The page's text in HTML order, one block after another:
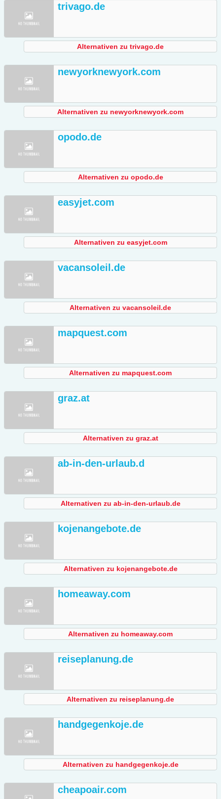
trivago.de
Alternativen zu trivago.de
newyorknewyork.com
Alternativen zu newyorknewyork.com
opodo.de
Alternativen zu opodo.de
easyjet.com
Alternativen zu easyjet.com
vacansoleil.de
Alternativen zu vacansoleil.de
mapquest.com
Alternativen zu mapquest.com
graz.at
Alternativen zu graz.at
ab-in-den-urlaub.d
Alternativen zu ab-in-den-urlaub.de
kojenangebote.de
Alternativen zu kojenangebote.de
homeaway.com
Alternativen zu homeaway.com
reiseplanung.de
Alternativen zu reiseplanung.de
handgegenkoje.de
Alternativen zu handgegenkoje.de
cheapoair.com